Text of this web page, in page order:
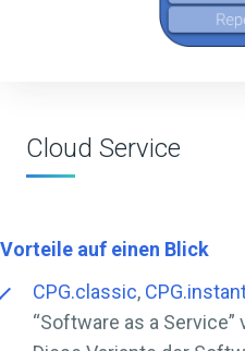
Cloud Service
Vorteile auf einen Blick
CPG.classic,
“Software as a Service”